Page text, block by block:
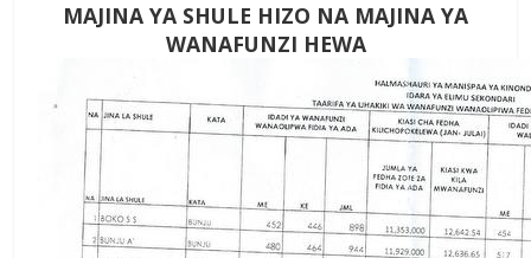
MAJINA YA SHULE HIZO NA MAJINA YA
WANAFUNZI HEWA